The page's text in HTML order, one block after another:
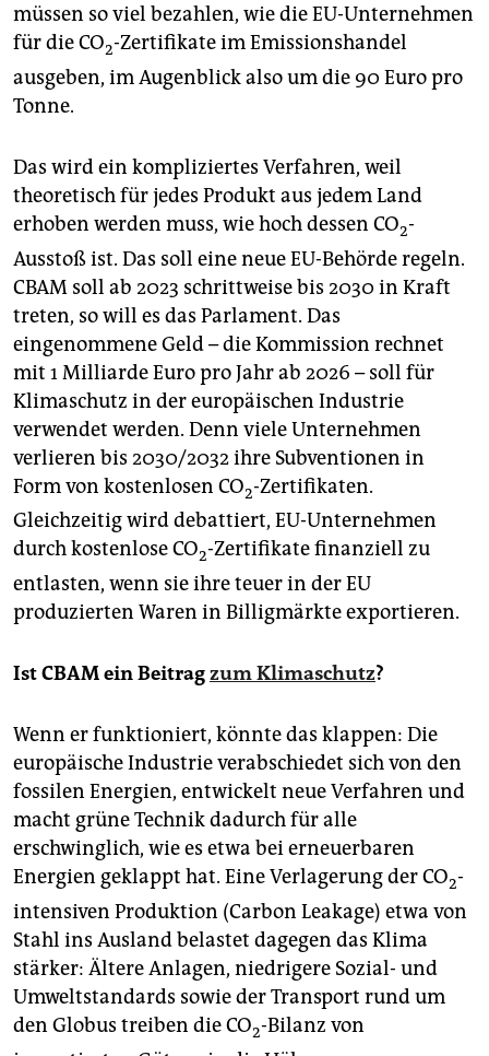
müssen so viel bezahlen, wie die EU-Unternehmen
für die CO2-Zertifikate im Emissionshandel
ausgeben, im Augenblick also um die 90 Euro pro
Tonne.
Das wird ein kompliziertes Verfahren, weil
theoretisch für jedes Produkt aus jedem Land
erhoben werden muss, wie hoch dessen CO2-
Ausstoß ist. Das soll eine neue EU-Behörde regeln.
CBAM soll ab 2023 schrittweise bis 2030 in Kraft
treten, so will es das Parlament. Das
eingenommene Geld – die Kommission rechnet
mit 1 Milliarde Euro pro Jahr ab 2026 – soll für
Klimaschutz in der europäischen Industrie
verwendet werden. Denn viele Unternehmen
verlieren bis 2030/2032 ihre Subventionen in
Form von kostenlosen CO2-Zertifikaten.
Gleichzeitig wird debattiert, EU-Unternehmen
durch kostenlose CO2-Zertifikate finanziell zu
entlasten, wenn sie ihre teuer in der EU
produzierten Waren in Billigmärkte exportieren.
Ist CBAM ein Beitragzum Klimaschutz?
Wenn er funktioniert, könnte das klappen: Die
europäische Industrie verabschiedet sich von den
fossilen Energien, entwickelt neue Verfahren und
macht grüne Technik dadurch für alle
erschwinglich, wie es etwa bei erneuerbaren
Energien geklappt hat. Eine Verlagerung der CO2-
intensiven Produktion (Carbon Leakage) etwa von
Stahl ins Ausland belastet dagegen das Klima
stärker: Ältere Anlagen, niedrigere Sozial- und
Umweltstandards sowie der Transport rund um
den Globus treiben die CO2-Bilanz von